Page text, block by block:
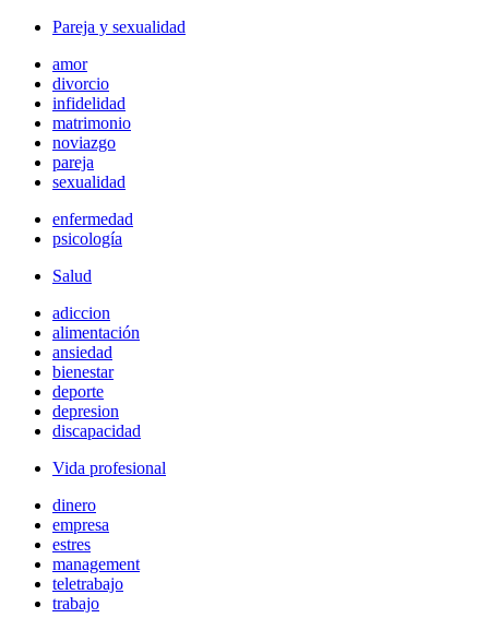
Pareja y sexualidad
amor
divorcio
infidelidad
matrimonio
noviazgo
pareja
sexualidad
enfermedad
psicología
Salud
adiccion
alimentación
ansiedad
bienestar
deporte
depresion
discapacidad
Vida profesional
dinero
empresa
estres
management
teletrabajo
trabajo